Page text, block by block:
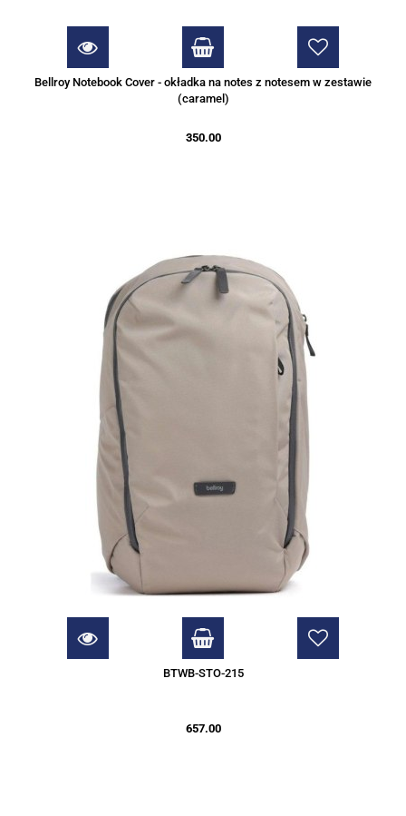
Bellroy Notebook Cover - okładka na notes z notesem w zestawie
(caramel)
350.00
BTWB-STO-215
657.00